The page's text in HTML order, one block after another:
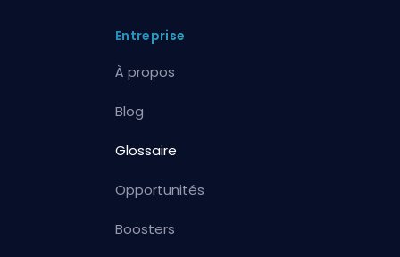
Entreprise
À propos
Blog
Glossaire
Opportunités
Boosters